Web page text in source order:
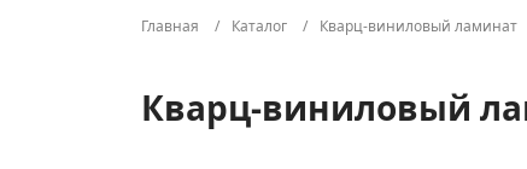
Главная Каталог Кварц-виниловый ламинат
Кварц-виниловый